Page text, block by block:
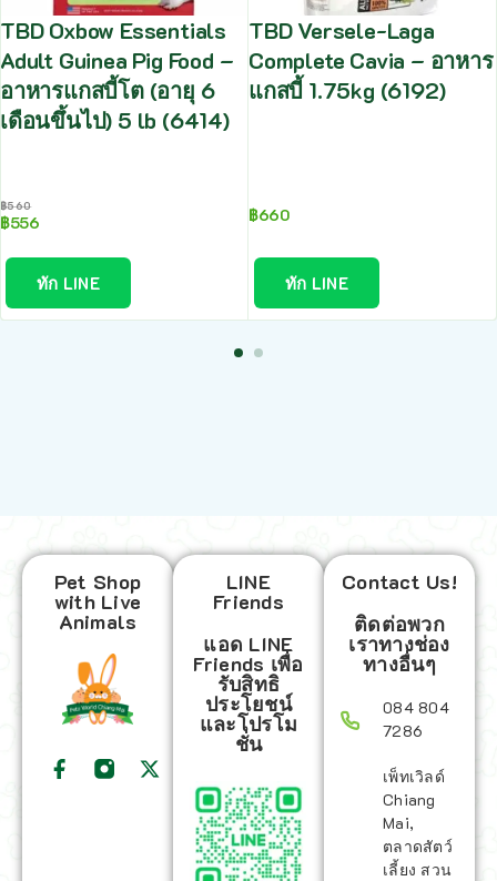
TBD Oxbow Essentials
Adult Guinea Pig Food –
อาหารแกสบี้โต (อายุ 6
เดือนขึ้นไป) 5 lb (6414)
฿560
฿556
ทัก LINE
TBD Versele-Laga
Complete Cavia – อาหาร
แกสบี้ 1.75kg (6192)
฿660
ทัก LINE
Pet Shop
with Live
Animals
LINE
Friends
แอด LINE
Friends เพื่อ
รับสิทธิ
ประโยชน์
และโปรโม
ชั่น
Contact Us!
ติดต่อพวก
เราทางช่อง
ทางอื่นๆ
084 804
7286
เพ็ทเวิลด์
Chiang
Mai,
ตลาดสัตว์
เลี้ยง สวน